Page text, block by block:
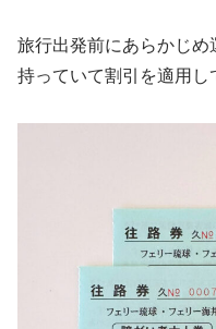
旅行出発前にあらかじ
持っていて割引を適用し